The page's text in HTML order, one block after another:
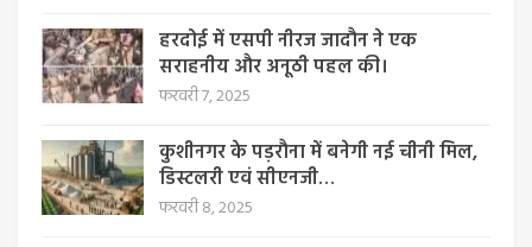
हरदोई में एसपी नीरज जादौन ने एक
सराहनीय और अनूठी पहल की।
फरवरी 7, 2025
कुशीनगर के पड़रौना में बनेगी नई चीनी मिल,
डिस्टलरी एवं सीएनजी…
फरवरी 8, 2025